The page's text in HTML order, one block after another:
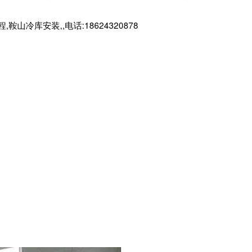
,鞍山冷库安装,,电话:18624320878